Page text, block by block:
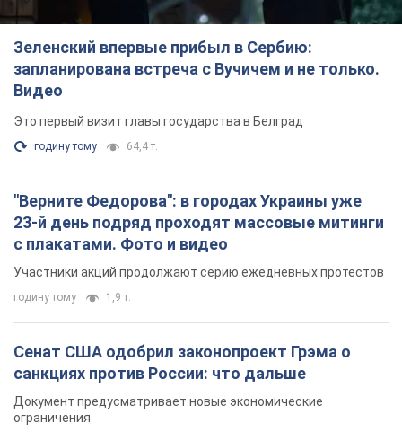
Зеленский впервые прибыл в Сербию:
запланирована встреча с Вучичем и не только.
Видео
Это первый визит главы государства в Белград
годину тому 64,4 т.
"Верните Федорова": в городах Украины уже
23-й день подряд проходят массовые митинги
с плакатами. Фото и видео
Участники акций продолжают серию ежедневных протестов
годину тому 1,9 т.
Сенат США одобрил законопроект Грэма о
санкциях против России: что дальше
Документ предусматривает новые экономические
ограничения